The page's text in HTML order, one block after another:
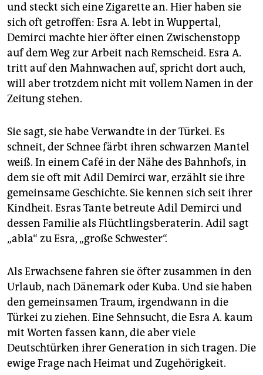
und steckt sich eine Zigarette an. Hier haben sie
sich oft getroffen: Esra A. lebt in Wuppertal,
Demirci machte hier öfter einen Zwischenstopp
auf dem Weg zur Arbeit nach Remscheid. Esra A.
tritt auf den Mahnwachen auf, spricht dort auch,
will aber trotzdem nicht mit vollem Namen in der
Zeitung stehen.
Sie sagt, sie habe Verwandte in der Türkei. Es
schneit, der Schnee färbt ihren schwarzen Mantel
weiß. In einem Café in der Nähe des Bahnhofs, in
dem sie oft mit Adil Demirci war, erzählt sie ihre
gemeinsame Geschichte. Sie kennen sich seit ihrer
Kindheit. Esras Tante betreute Adil Demirci und
dessen Familie als Flüchtlingsberaterin. Adil sagt
„abla“ zu Esra, „große Schwester“.
Als Erwachsene fahren sie öfter zusammen in den
Urlaub, nach Dänemark oder Kuba. Und sie haben
den gemeinsamen Traum, irgendwann in die
Türkei zu ziehen. Eine Sehnsucht, die Esra A. kaum
mit Worten fassen kann, die aber viele
Deutschtürken ihrer Generation in sich tragen. Die
ewige Frage nach Heimat und Zugehörigkeit.